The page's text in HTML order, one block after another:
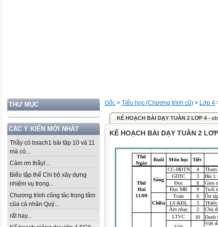
THƯ MỤC
CÁC Ý KIẾN MỚI NHẤT
Thầy có bsach1 bài tập 10 và 11
mà có...
Cảm ơn thầy!...
Biểu tập thể Chi bộ xây dựng
nhiệm vụ trọng...
Chương trình công tác trọng tâm
của cá nhân Quý...
rất hay...
Gốc > Tiểu học (Chương trình cũ) > Lớp 4
KẾ HOẠCH BÀI DẠY TUẦN 2 LƠP 4 -
KẾ HOẠCH BÀI DẠY TUẦN 2